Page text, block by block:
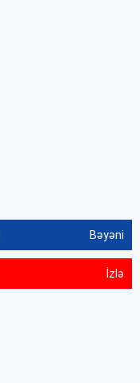
Bəyəni
İzlə